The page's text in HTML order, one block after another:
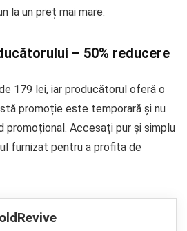
la un preț mai mare.
– 50% reducere
179 lei, iar producătorul oferă o
promoție este temporară și nu
promoțional. Accesați pur și simplu
furnizat pentru a profita de